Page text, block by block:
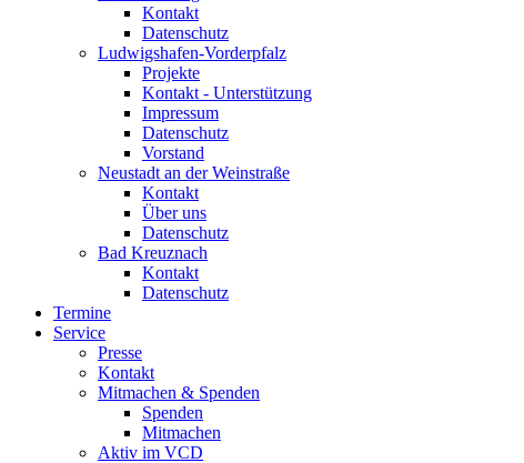
Kontakt
Datenschutz
Ludwigshafen-Vorderpfalz
Projekte
Kontakt - Unterstützung
Impressum
Datenschutz
Vorstand
Neustadt an der Weinstraße
Kontakt
Über uns
Datenschutz
Bad Kreuznach
Kontakt
Datenschutz
Termine
Service
Presse
Kontakt
Mitmachen & Spenden
Spenden
Mitmachen
Aktiv im VCD